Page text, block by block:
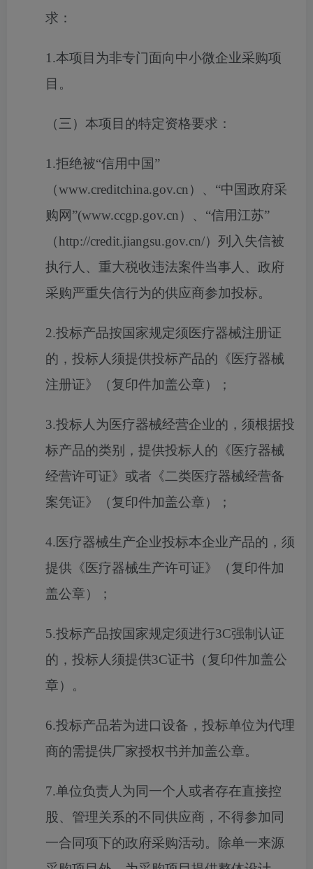
求：
1.本项目为非专门面向中小微企业采购项
目。
（三）本项目的特定资格要求：
1.拒绝被“信用中国”
（www.creditchina.gov.cn）、“中国政府采
购网”(www.ccgp.gov.cn）、“信用江苏”
（http://credit.jiangsu.gov.cn/）列入失信被
执行人、重大税收违法案件当事人、政府
采购严重失信行为的供应商参加投标。
2.投标产品按国家规定须医疗器械注册证
的，投标人须提供投标产品的《医疗器械
注册证》（复印件加盖公章）；
3.投标人为医疗器械经营企业的，须根据投
标产品的类别，提供投标人的《医疗器械
经营许可证》或者《二类医疗器械经营备
案凭证》（复印件加盖公章）；
4.医疗器械生产企业投标本企业产品的，须
提供《医疗器械生产许可证》（复印件加
盖公章）；
5.投标产品按国家规定须进行3C强制认证
的，投标人须提供3C证书（复印件加盖公
章）。
6.投标产品若为进口设备，投标单位为代理
商的需提供厂家授权书并加盖公章。
7.单位负责人为同一个人或者存在直接控
股、管理关系的不同供应商，不得参加同
一合同项下的政府采购活动。除单一来源